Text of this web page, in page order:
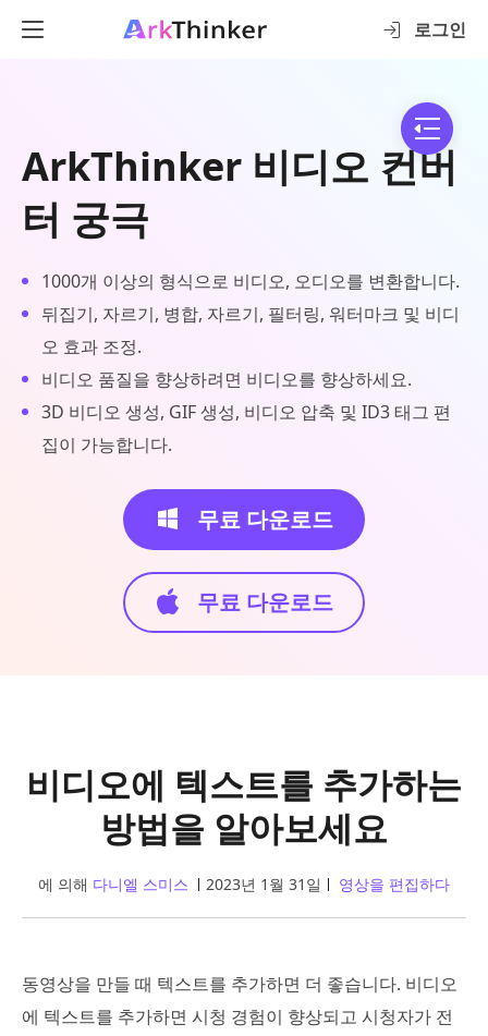
로그인
ArkThinker 비디오 컨버
터 궁극
1000개 이상의 형식으로 비디오, 오디오를 변환합니다.
뒤집기, 자르기, 병합, 자르기, 필터링, 워터마크 및 비디
오 효과 조정.
비디오 품질을 향상하려면 비디오를 향상하세요.
3D 비디오 생성, GIF 생성, 비디오 압축 및 ID3 태그 편
집이 가능합니다.
무료 다운로드
무료 다운로드
비디오에 텍스트를 추가하는
방법을 알아보세요
에 의해 다니엘 스미스 2023년 1월 31일 영상을 편집하다
동영상을 만들 때 텍스트를 추가하면 더 좋습니다. 비디오
에 텍스트를 추가하면 시청 경험이 향상되고 시청자가 전